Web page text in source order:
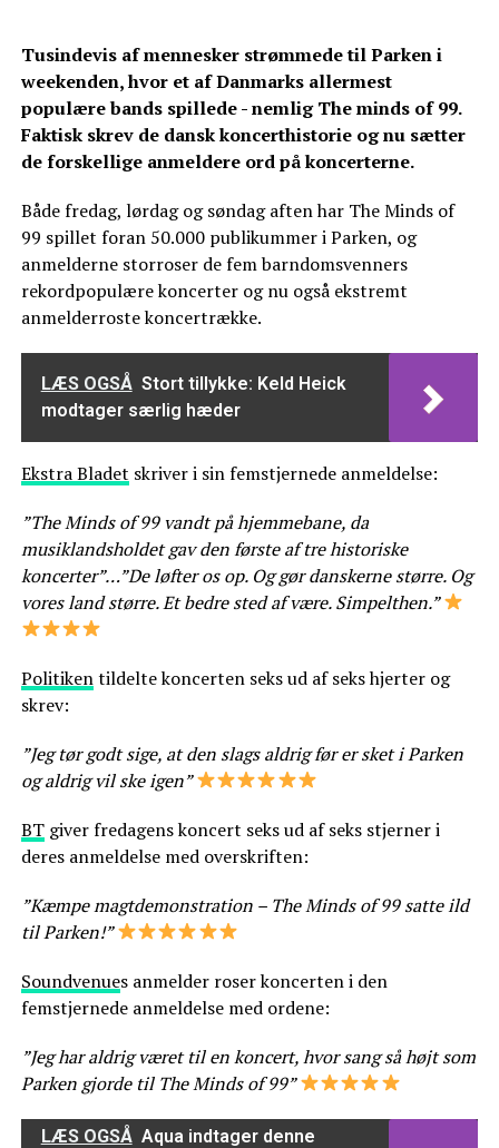
Tusindevis af mennesker strømmede til Parken i
weekenden, hvor et af Danmarks allermest
populære bands spillede - nemlig The minds of 99.
Faktisk skrev de dansk koncerthistorie og nu sætter
de forskellige anmeldere ord på koncerterne.
Både fredag, lørdag og søndag aften har The Minds of
99 spillet foran 50.000 publikummer i Parken, og
anmelderne storroser de fem barndomsvenners
rekordpopulære koncerter og nu også ekstremt
anmelderroste koncertrække.
LÆS OGSÅ Stort tillykke: Keld Heick
modtager særlig hæder
Ekstra Bladet skriver i sin femstjernede anmeldelse:
”The Minds of 99 vandt på hjemmebane, da
musiklandsholdet gav den første af tre historiske
koncerter”…”De løfter os op. Og gør danskerne større. Og
vores land større. Et bedre sted af være. Simpelthen.”
Politikentildelte koncerten seks ud af seks hjerter og
skrev:
”Jeg tør godt sige, at den slags aldrig før er sket i Parken
og aldrig vil ske igen”
BTgiver fredagens koncert seks ud af seks stjerner i
deres anmeldelse med overskriften:
”Kæmpe magtdemonstration – The Minds of 99 satte ild
til Parken!”
Soundvenues anmelder roser koncerten i den
femstjernede anmeldelse med ordene:
”Jeg har aldrig været til en koncert, hvor sang så højt som
Parken gjorde til The Minds of 99”
LÆS OGSÅ Aqua indtager denne